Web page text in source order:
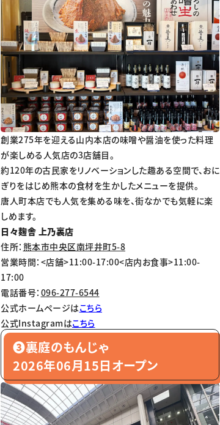
創業275年を迎える山内本店の味噌や醤油を使った料理
が楽しめる人気店の3店舗目。
約120年の古民家をリノベーションした趣ある空間で、おに
ぎりをはじめ熊本の食材を生かしたメニューを提供。
唐人町本店でも人気を集める味を、街なかでも気軽に楽
しめます。
日々麹舎 上乃裏店
住所： 熊本市中央区南坪井町5-8
営業時間：<店舗>11:00-17:00<店内お食事>11:00-
17:00
電話番号： 096-277-6544
公式ホームページはこちら
公式Instagramはこちら
❸裏庭のもんじゃ
2026年06月15日オープン